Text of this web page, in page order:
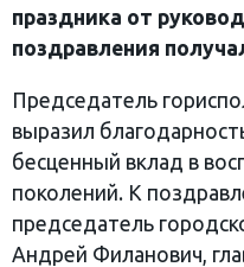
праздника от
поздравления
Председатель
выразил
бесценный вклад в
поколений. К
председатель
Андрей Филанович,